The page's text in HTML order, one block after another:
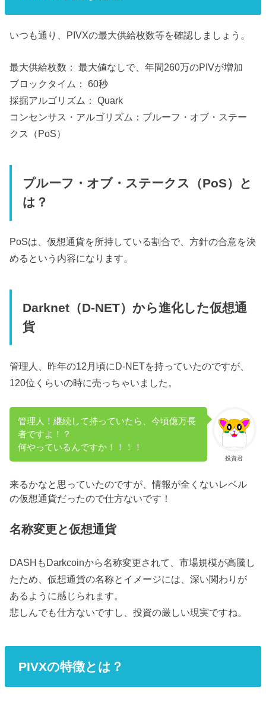
いつも通り、PIVXの最大供給枚数等を確認しましょう。
最大供給枚数： 最大値なしで、年間260万のPIVが増加
ブロックタイム： 60秒
採掘アルゴリズム： Quark
コンセンサス・アルゴリズム：プルーフ・オブ・ステー
クス（PoS）
プルーフ・オブ・ステークス（PoS）と
は？
PoSは、仮想通貨を所持している割合で、方針の合意を決
めるという内容になります。
Darknet（D-NET）から進化した仮想通
貨
管理人、昨年の12月頃にD-NETを持っていたのですが、
120位くらいの時に売っちゃいました。
投資君
管理人！継続して持っていたら、今頃億万長
者ですよ！？
何やっているんですか！！！！
来るかなと思っていたのですが、情報が全くないレベル
の仮想通貨だったので仕方ないです！
名称変更と仮想通貨
DASHもDarkcoinから名称変更されて、市場規模が高騰し
たため、仮想通貨の名称とイメージには、深い関わりが
あるように感じられます。
悲しんでも仕方ないですし、投資の厳しい現実ですね。
PIVXの特徴とは？